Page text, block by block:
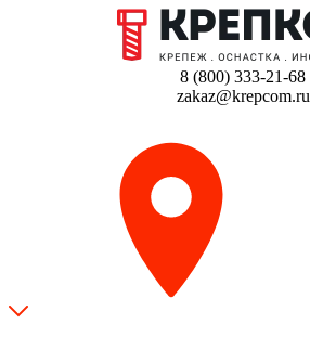
8 (800) 333-21-68
zakaz@krepcom.ru